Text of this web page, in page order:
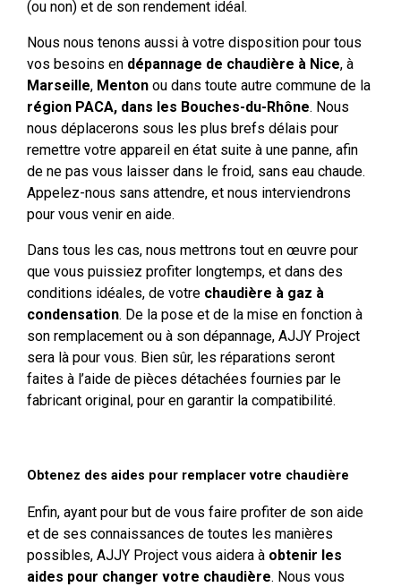
(ou non) et de son rendement idéal.
Nous nous tenons aussi à votre disposition pour tous
vos besoins en dépannage de chaudière à Nice, à
Marseille, Mentonou dans toute autre commune de la
région PACA, dans les Bouches-du-Rhône. Nous
nous déplacerons sous les plus brefs délais pour
remettre votre appareil en état suite à une panne, afin
de ne pas vous laisser dans le froid, sans eau chaude.
Appelez-nous sans attendre, et nous interviendrons
pour vous venir en aide.
Dans tous les cas, nous mettrons tout en œuvre pour
que vous puissiez profiter longtemps, et dans des
conditions idéales, de votre chaudière à gaz à
condensation. De la pose et de la mise en fonction à
son remplacement ou à son dépannage, AJJY Project
sera là pour vous. Bien sûr, les réparations seront
faites à l’aide de pièces détachées fournies par le
fabricant original, pour en garantir la compatibilité.
Obtenez des aides pour remplacer votre chaudière
Enfin, ayant pour but de vous faire profiter de son aide
et de ses connaissances de toutes les manières
possibles, AJJY Project vous aidera à obtenir les
aides pour changer votre chaudière. Nous vous